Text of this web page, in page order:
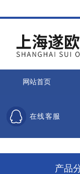
网站首页
在线客服
产品